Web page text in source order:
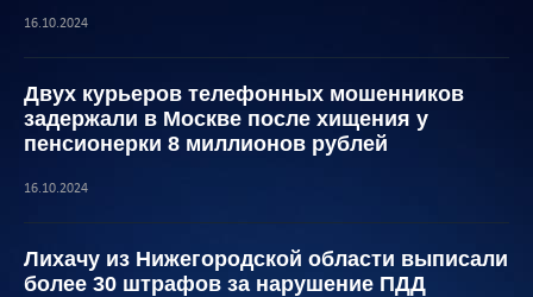
16.10.2024
Двух курьеров телефонных мошенников
задержали в Москве после хищения у
пенсионерки 8 миллионов рублей
16.10.2024
Лихачу из Нижегородской области выписали
более 30 штрафов за нарушение ПДД